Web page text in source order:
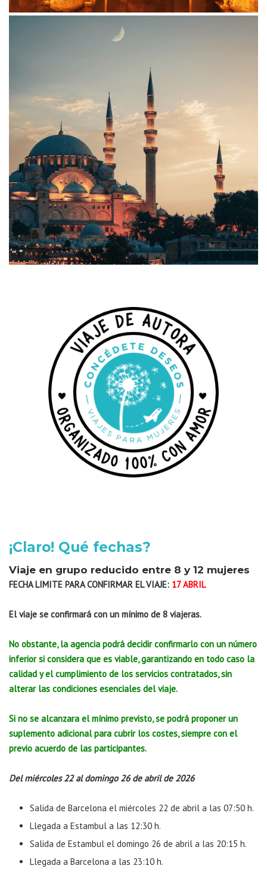
¡Claro! Qué fechas?
Viaje en grupo reducido entre 8 y 12 mujeres
FECHA LIMITE PARA CONFIRMAR EL VIAJE: 17 ABRIL
El viaje se confirmará con un mínimo de 8 viajeras.
No obstante, la agencia podrá decidir confirmarlo con un número
inferior si considera que es viable, garantizando en todo caso la
calidad y el cumplimiento de los servicios contratados, sin
alterar las condiciones esenciales del viaje.
Si no se alcanzara el mínimo previsto, se podrá proponer un
suplemento adicional para cubrir los costes, siempre con el
previo acuerdo de las participantes.
Del miércoles 22 al domingo 26 de abril de 2026
Salida de Barcelona el miércoles 22 de abril a las 07:50 h.
Llegada a Estambul a las 12:30 h.
Salida de Estambul el domingo 26 de abril a las 20:15 h.
Llegada a Barcelona a las 23:10 h.